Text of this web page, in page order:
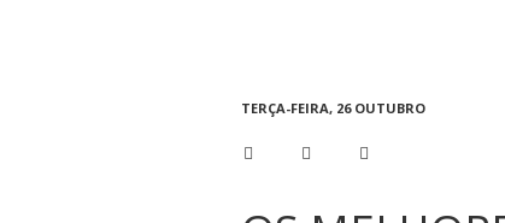
TERÇA-FEIRA, 26 OUTUBRO